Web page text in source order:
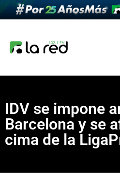
IDV se impone
Barcelona y se
cima de la